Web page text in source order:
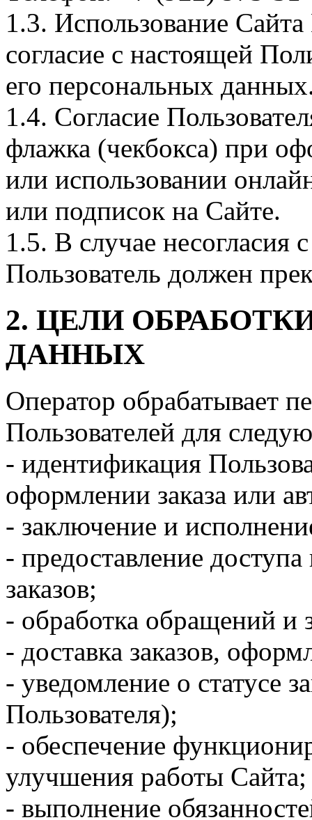
1.3. Использование Сайта
согласие с настоящей
его персональных
1.4. Согласие
флажка (чекбокса) при
или использовании
или подписок на Сайте.
1.5. В случае несогласия
Пользователь должен
2. ЦЕЛИ
ДАННЫХ
Оператор обрабатывает
Пользователей для
- идентификация
оформлении заказа или
- заключение и
- предоставление
заказов;
- обработка обращений и
- доставка заказов,
- уведомление о статусе
Пользователя);
- обеспечение
улучшения работы Сайта;
- выполнение